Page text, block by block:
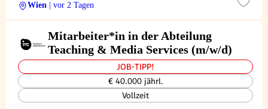
Wien
| vor 2 Tagen
Mitarbeiter*in in der Abteilung
Teaching & Media Services (m/w/d)
JOB-TIPP!
€ 40.000 jährl.
Vollzeit